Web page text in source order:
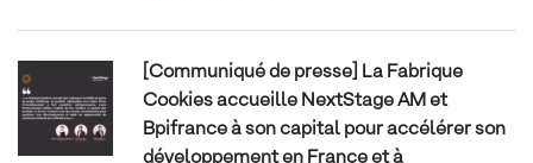
[Communiqué de presse] La Fabrique
Cookies accueille NextStage AM et
Bpifrance à son capital pour accélérer son
développement en France et à